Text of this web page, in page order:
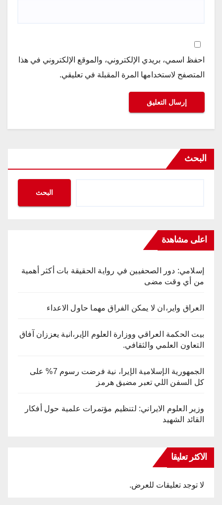
احفظ اسمي، بريدي الإلكتروني، والموقع الإلكتروني في هذا
المتصفح لاستخدامها المرة المقبلة في تعليقي.
البحث
البحث
اعلى مشاهدة
إسلامي: دور الصحفيين في رواية الحقيقة بات أكثر أهمية
من أي وقت مضى
العراق واير،ان لا يمكن الفراق مهما حاول الاعداء
بيت الحكمة العراقي ووزارة العلوم الإير،انية يعززان آفاق
التعاون العلمي والثقافي.
الجمهورية الإسلامية الإيرا، نية فرضت رسوم 7% على
كل السفن اللي تعبر مضيق هرمز
وزير العلوم الايراني: لتنظيم مؤتمرات علمية حول أفكار
القائد الشهيد
الاكثر تعليقا
لا توجد تعليقات للعرض.